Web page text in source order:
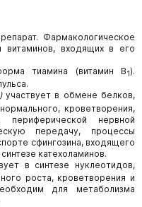
Фармакологическое
витаминов, входящих в его
тиамина (витамин В1).
участвует в обмене белков,
кроветворения,
периферической нервной
передачу, процессы
сфингозина, входящего
катехоламинов.
в синтезе нуклеотидов,
роста, кроветворения и
для метаболизма